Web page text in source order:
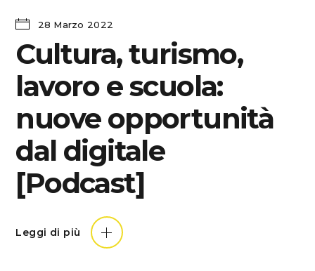
28 Marzo 2022
Cultura, turismo,
lavoro e scuola:
nuove opportunità
dal digitale
[Podcast]
Leggi di più